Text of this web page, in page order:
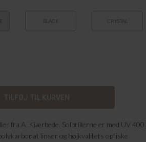
BLACK CRYSTAL
fra A. Kjærbede. Solbrillerne er med UV 400
linser og højkvalitets optiske